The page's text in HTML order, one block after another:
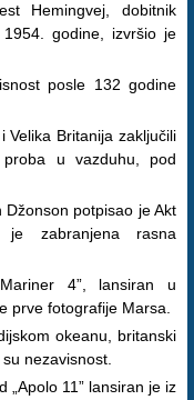
Hemingvej, dobitnik
godine, izvršio je
posle 132 godine
Velika Britanija zaključili
u vazduhu, pod
potpisao je Akt
zabranjena rasna
4”, lansiran u
prve fotografije Marsa.
okeanu, britanski
nezavisnost.
„Apolo 11” lansiran je iz